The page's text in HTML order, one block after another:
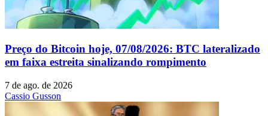
Preço do Bitcoin hoje, 07/08/2026: BTC lateralizado
em faixa estreita sinalizando rompimento
7 de ago. de 2026
Cassio Gusson